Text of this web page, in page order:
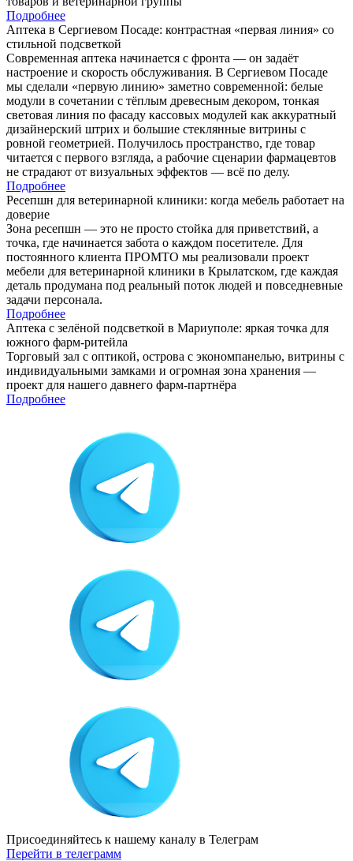
Подробнее
Аптека в Сергиевом Посаде: контрастная «первая линия» со
стильной подсветкой
Современная аптека начинается с фронта — он задаёт
настроение и скорость обслуживания. В Сергиевом Посаде
мы сделали «первую линию» заметно современной: белые
модули в сочетании с тёплым древесным декором, тонкая
световая линия по фасаду кассовых модулей как аккуратный
дизайнерский штрих и большие стеклянные витрины с
ровной геометрией. Получилось пространство, где товар
читается с первого взгляда, а рабочие сценарии фармацевтов
не страдают от визуальных эффектов — всё по делу.
Подробнее
Ресепшн для ветеринарной клиники: когда мебель работает на
доверие
Зона ресепшн — это не просто стойка для приветствий, а
точка, где начинается забота о каждом посетителе. Для
постоянного клиента ПРОМТО мы реализовали проект
мебели для ветеринарной клиники в Крылатском, где каждая
деталь продумана под реальный поток людей и повседневные
задачи персонала.
Подробнее
Аптека с зелёной подсветкой в Мариуполе: яркая точка для
южного фарм-ритейла
Торговый зал с оптикой, острова с экономпанелью, витрины с
индивидуальными замками и огромная зона хранения —
проект для нашего давнего фарм-партнёра
Подробнее
Присоединяйтесь к нашему каналу в Телеграм
Перейти в телеграмм